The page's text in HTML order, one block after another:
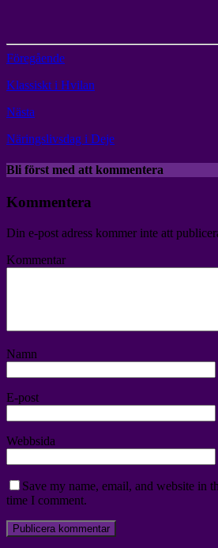
Föregående
Klassiskt i Hvilan
Nästa
Näringslivsdag i Deje
Bli först med att kommentera
Kommentera
Din e-post adress kommer inte att
Kommentar
Namn
E-post
Webbsida
Save my name, email, and website in
time I comment.